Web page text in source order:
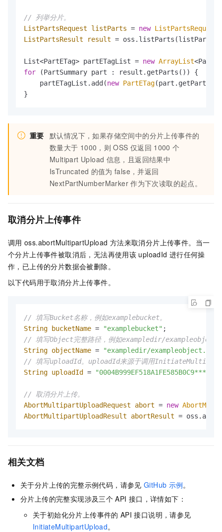
// 列举分片。
ListPartsRequest
listParts = new ListPartsRequest
ListPartsResult
result = oss.listParts(listParts);
List<PartETag> partETagList = new ArrayList
for (PartSummary part : result.getParts()) {
    partETagList.add(
new PartETag
}
重要 默认情况下，如果存储空间中的分片上传事件的
数量大于 1000，则 OSS 仅返回 1000 个
Multipart Upload 信息，且返回结果中
IsTruncated 的值为 false，并返回
NextPartNumberMarker 作为下次读取的起点。
取消分片上传事件
调用 oss.abortMultipartUpload 方法来取消分片上传事件。当一
个分片上传事件被取消后，无法再使用该 uploadId 进行任何操
作，已上传的分片数据会被删除。
以下代码用于取消分片上传事件。
// 填写Bucket名称，例如examplebucket。
String
bucketName = "examplebucket"
// 填写Object完整路径，例如exampledir/
String objectName =
"exampledir/exampleobject.txt"
// 填写uploadId。uploadId来源于调用
String uploadId = "0004B999EF518A1FE585B0C9****"
// 取消分片上传。
AbortMultipartUploadRequest
abort = new
AbortMultipartUploadResult
abortResult =
相关文档
关于分片上传的完整示例代码，请参见 GitHub 示例。
分片上传的完整实现涉及三个 API 接口，详情如下：
关于初始化分片上传事件的 API 接口说明，请参见
InitiateMultipartUpload。